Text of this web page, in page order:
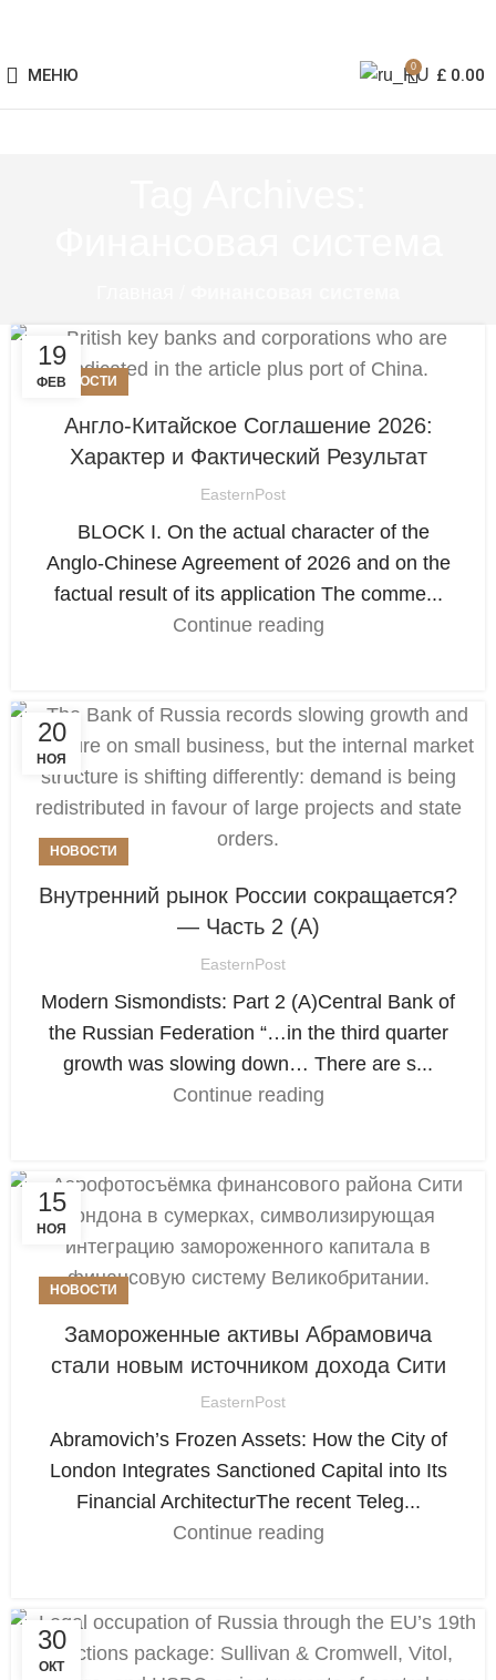
МЕНЮ 0 £ 0.00
19
ФЕВНОВОСТИ
Англо-Китайское Соглашение 2026:
Характер и Фактический Результат
EasternPost
BLOCK I. On the actual character of the
Anglo-Chinese Agreement of 2026 and on the
factual result of its application The comme...
Continue reading
20
НОЯ
НОВОСТИ
Внутренний рынок России сокращается?
— Часть 2 (А)
EasternPost
Modern Sismondists: Part 2 (А)Central Bank of
the Russian Federation “…in the third quarter
growth was slowing down… There are s...
Continue reading
15
НОЯ
НОВОСТИ
Замороженные активы Абрамовича
стали новым источником дохода Сити
EasternPost
Abramovich’s Frozen Assets: How the City of
London Integrates Sanctioned Capital into Its
Financial ArchitecturThe recent Teleg...
Continue reading
30
ОКТ